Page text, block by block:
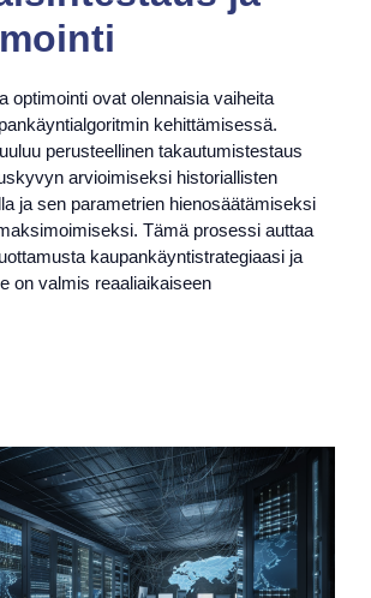
optimointi ovat olennaisia vaiheita
kehittämisessä.
perusteellinen takautumistestaus
arvioimiseksi historiallisten
ja sen parametrien hienosäätämiseksi
Tämä prosessi auttaa
kaupankäyntistrategiaasi ja
on valmis reaaliaikaiseen